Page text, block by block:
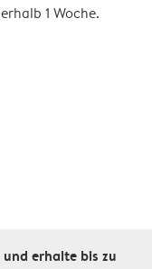
1 Woche.
erhalte bis zu